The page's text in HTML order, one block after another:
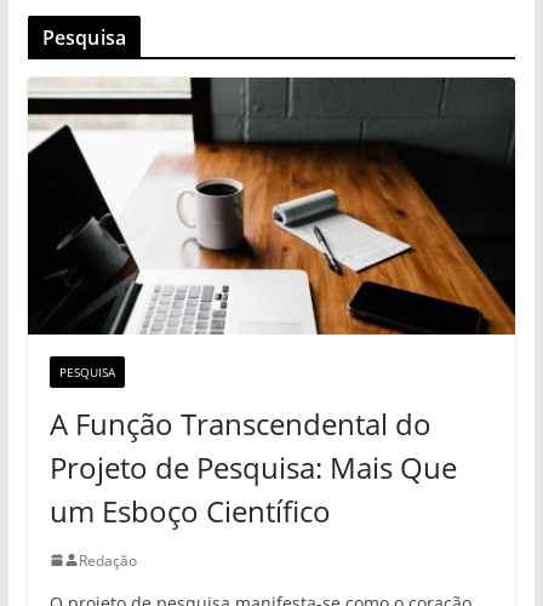
Pesquisa
PESQUISA
A Função Transcendental do
Projeto de Pesquisa: Mais Que
um Esboço Científico
Redação